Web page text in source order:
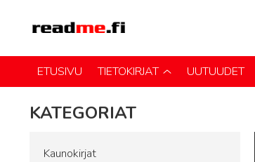
ETUSIVU TIETOKIRJAT UUTUUDET
KATEGORIAT
Kaunokirjat